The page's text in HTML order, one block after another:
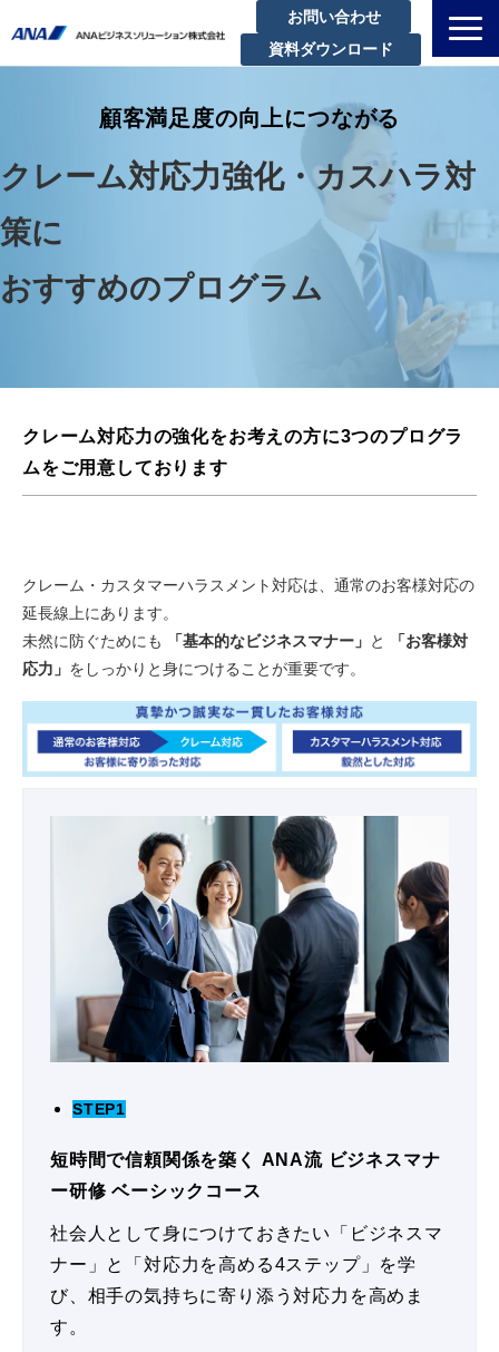
お問い合わせ
資料ダウンロード
解決できる課題
サービスラインアップ
ブログ
顧客満足度の向上につながる
クレーム対応力強化・カスハラ対
策に
おすすめのプログラム
クレーム対応力の強化をお考えの方に3つのプログラ
ムをご用意しております
クレーム・カスタマーハラスメント対応は、通常のお客様対応の
延長線上にあります。
未然に防ぐためにも
「基本的なビジネスマナー」 と
「お客様対
応力」 をしっかりと身につけることが重要です。
STEP1
短時間で信頼関係を築く ANA流 ビジネスマナ
ー研修 ベーシックコース
社会人として身につけておきたい「ビジネスマ
ナー」と「対応力を高める4ステップ」を学
び、相手の気持ちに寄り添う対応力を高めま
す。